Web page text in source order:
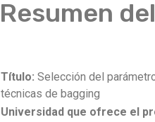
Resumen
Título: Selección del
técnicas de bagging
Universidad que ofrece el